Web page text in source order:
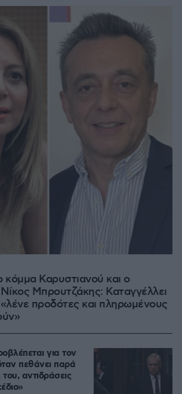
κόμμα Καρυστιανού και ο
Νίκος Μπρουτζάκης: Καταγγέλλει
προδότες και πληρωμένους
για τον
πεθάνει παρά
αντιδράσεις